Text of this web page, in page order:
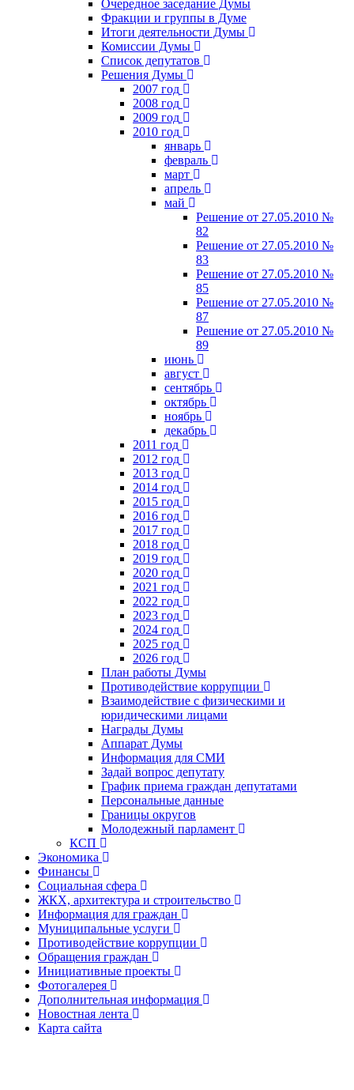
Очередное заседание Думы
Фракции и группы в Думе
Итоги деятельности Думы
Комиссии Думы
Список депутатов
Решения Думы
2007 год
2008 год
2009 год
2010 год
январь
февраль
март
апрель
май
Решение от 27.05.2010 №
82
Решение от 27.05.2010 №
83
Решение от 27.05.2010 №
85
Решение от 27.05.2010 №
87
Решение от 27.05.2010 №
89
июнь
август
сентябрь
октябрь
ноябрь
декабрь
2011 год
2012 год
2013 год
2014 год
2015 год
2016 год
2017 год
2018 год
2019 год
2020 год
2021 год
2022 год
2023 год
2024 год
2025 год
2026 год
План работы Думы
Противодействие коррупции
Взаимодействие с физическими и
юридическими лицами
Награды Думы
Аппарат Думы
Информация для СМИ
Задай вопрос депутату
График приема граждан депутатами
Персональные данные
Границы округов
Молодежный парламент
КСП
Экономика
Финансы
Социальная сфера
ЖКХ, архитектура и строительство
Информация для граждан
Муниципальные услуги
Противодействие коррупции
Обращения граждан
Инициативные проекты
Фотогалерея
Дополнительная информация
Новостная лента
Карта сайта